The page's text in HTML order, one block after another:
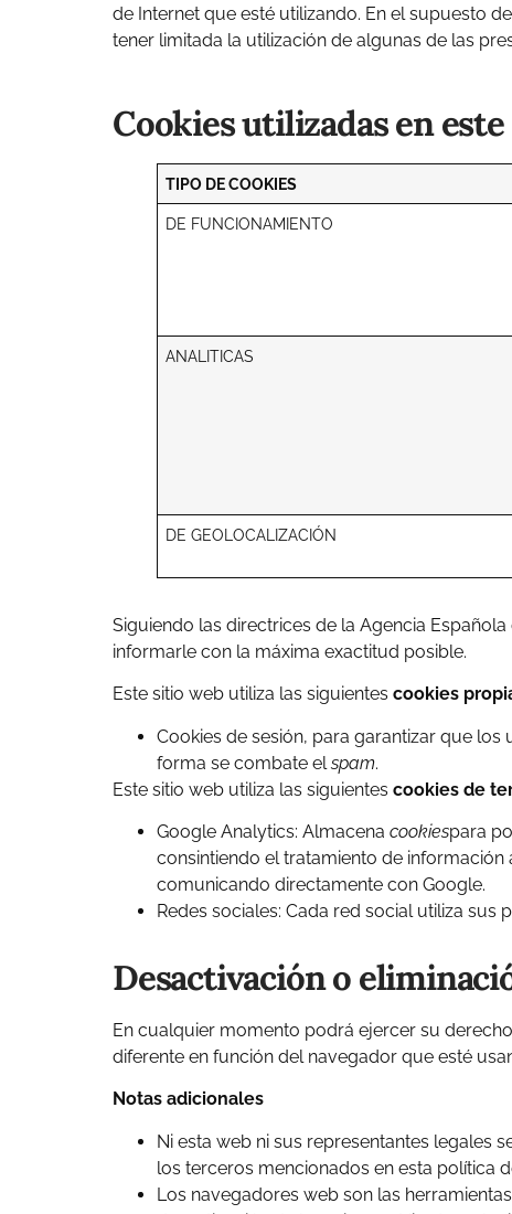
de Internet que esté utilizando. En el supuesto
tener limitada la utilización de algunas de las
Cookies utilizadas en
TIPO DE COOKIES
DE FUNCIONAMIENTO
ANALITICAS
DE GEOLOCALIZACIÓN
Siguiendo las directrices de la Agencia
informarle con la máxima exactitud posible.
Este sitio web utiliza las siguientes cookies
Cookies de sesión, para garantizar que
forma se combate elspam.
Este sitio web utiliza las siguientes cookies de
Google Analytics: Almacena cookiespara
consintiendo el tratamiento de
comunicando directamente con Google.
Redes sociales: Cada red social utiliza sus
Desactivación o
En cualquier momento podrá ejercer su
diferente en función del navegador que esté
Notas adicionales
Ni esta web ni sus representantes legales
los terceros mencionados en esta política
Los navegadores web son las